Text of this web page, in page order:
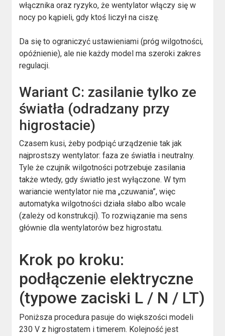
włącznika oraz ryzyko, że wentylator włączy się w
nocy po kąpieli, gdy ktoś liczył na ciszę.
Da się to ograniczyć ustawieniami (próg wilgotności,
opóźnienie), ale nie każdy model ma szeroki zakres
regulacji.
Wariant C: zasilanie tylko ze
światła (odradzany przy
higrostacie)
Czasem kusi, żeby podpiąć urządzenie tak jak
najprostszy wentylator: faza ze światła i neutralny.
Tyle że czujnik wilgotności potrzebuje zasilania
także wtedy, gdy światło jest wyłączone. W tym
wariancie wentylator nie ma „czuwania”, więc
automatyka wilgotności działa słabo albo wcale
(zależy od konstrukcji). To rozwiązanie ma sens
głównie dla wentylatorów bez higrostatu.
Krok po kroku:
podłączenie elektryczne
(typowe zaciski L / N / LT)
Poniższa procedura pasuje do większości modeli
230 V z higrostatem i timerem. Kolejność jest